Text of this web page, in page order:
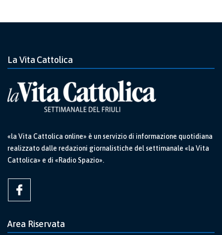
La Vita Cattolica
«la Vita Cattolica online» è un servizio di informazione quotidiana
realizzato dalle redazioni giornalistiche del settimanale «la Vita
Cattolica» e di «Radio Spazio».
Area Riservata